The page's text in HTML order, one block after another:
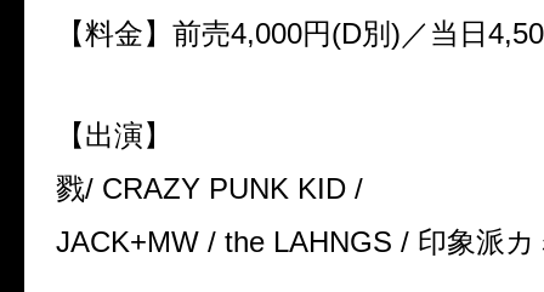
【料金】前売4,000円(D別)／当日4,
【出演】
戮/ CRAZY PUNK KID /
JACK+MW / the LAHNGS / 印象派